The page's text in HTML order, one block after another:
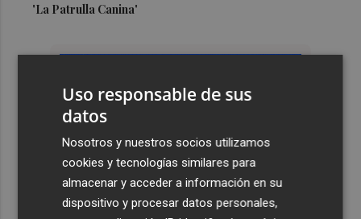
'La Patrulla Canina'
Uso responsable de sus
datos
Nosotros y nuestros socios utilizamos
cookies y tecnologías similares para
almacenar y acceder a información en su
dispositivo y procesar datos personales,